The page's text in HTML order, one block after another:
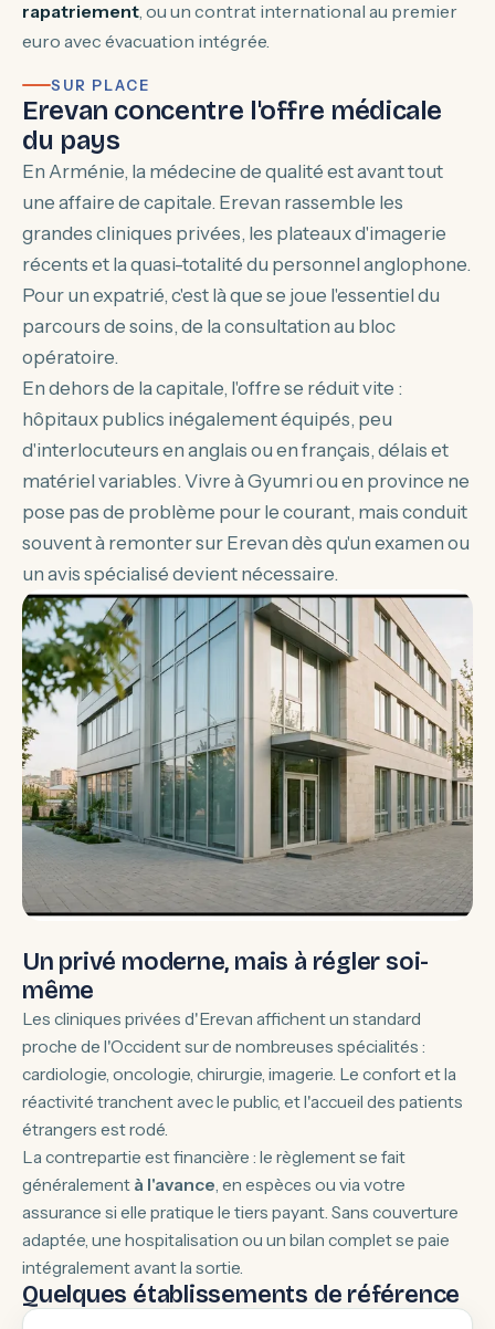
rapatriement, ou un contrat international au premier
euro avec évacuation intégrée.
SUR PLACE
Erevan concentre l'offre médicale
du pays
En Arménie, la médecine de qualité est avant tout
une affaire de capitale. Erevan rassemble les
grandes cliniques privées, les plateaux d'imagerie
récents et la quasi-totalité du personnel anglophone.
Pour un expatrié, c'est là que se joue l'essentiel du
parcours de soins, de la consultation au bloc
opératoire.
En dehors de la capitale, l'offre se réduit vite :
hôpitaux publics inégalement équipés, peu
d'interlocuteurs en anglais ou en français, délais et
matériel variables. Vivre à Gyumri ou en province ne
pose pas de problème pour le courant, mais conduit
souvent à remonter sur Erevan dès qu'un examen ou
un avis spécialisé devient nécessaire.
Un privé moderne, mais à régler soi-
même
Les cliniques privées d'Erevan affichent un standard
proche de l'Occident sur de nombreuses spécialités :
cardiologie, oncologie, chirurgie, imagerie. Le confort et la
réactivité tranchent avec le public, et l'accueil des patients
étrangers est rodé.
La contrepartie est financière : le règlement se fait
généralement à l'avance, en espèces ou via votre
assurance si elle pratique le tiers payant. Sans couverture
adaptée, une hospitalisation ou un bilan complet se paie
intégralement avant la sortie.
Quelques établissements de référence